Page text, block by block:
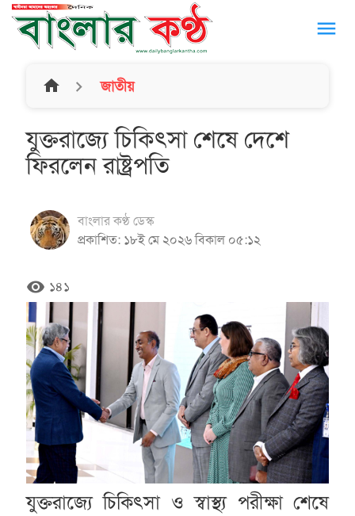
menu
home জাতীয়
যুক্তরাজ্যে চিকিৎসা শেষে দেশে
ফিরলেন রাষ্ট্রপতি
বাংলার কণ্ঠ ডেস্ক
প্রকাশিত: ১৮ই মে ২০২৬ বিকাল ০৫:১২
remove_red_eye ১৪১
যুক্তরাজ্যে চিকিৎসা ও স্বাস্থ্য পরীক্ষা শেষে